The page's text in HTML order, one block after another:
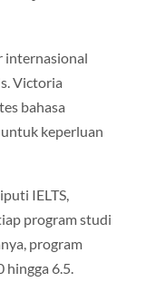
internasional
Victoria
bahasa
keperluan
IELTS,
program studi
program
hingga 6.5.